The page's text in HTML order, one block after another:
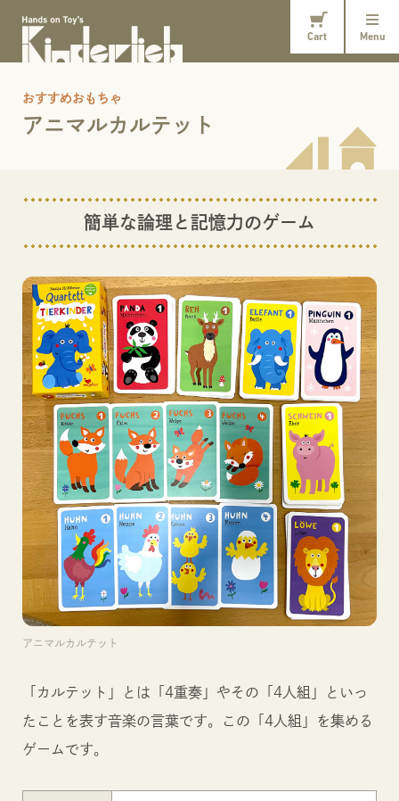
Cart Menu
おすすめおもちゃ
アニマルカルテット
簡単な論理と記憶力のゲーム
アニマルカルテット
「カルテット」とは「4重奏」やその「4人組」といっ
たことを表す音楽の言葉です。この「4人組」を集める
ゲームです。